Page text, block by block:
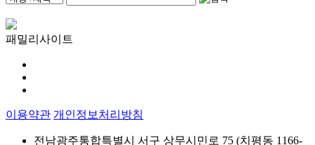
패밀리사이트
이용약관 개인정보처리방침
전남광주통합특별시 서구 상무시민로 75 (치평동 1166-